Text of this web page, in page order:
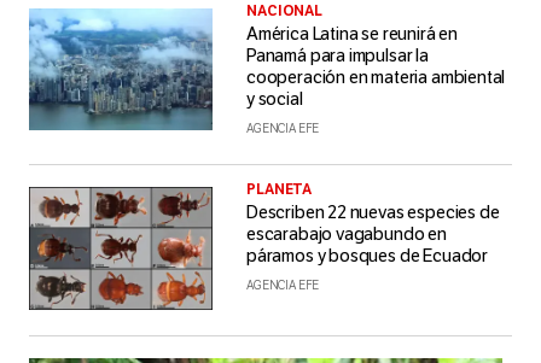
NACIONAL
América Latina se reunirá en
Panamá para impulsar la
cooperación en materia ambiental
y social
AGENCIA EFE
PLANETA
Describen 22 nuevas especies de
escarabajo vagabundo en
páramos y bosques de Ecuador
AGENCIA EFE